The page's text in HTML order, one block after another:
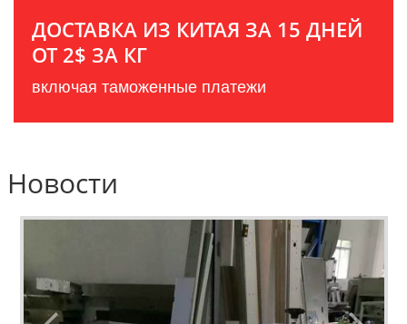
ДОСТАВКА ИЗ КИТАЯ ЗА 15 ДНЕЙ
ОТ 2$ ЗА КГ
включая таможенные платежи
Новости